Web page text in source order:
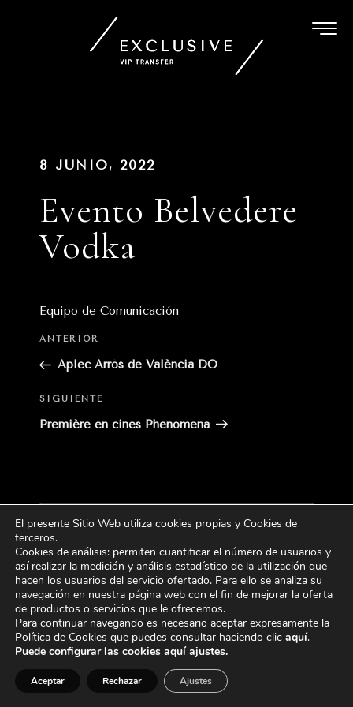
8 JUNIO, 2022
Evento Belvedere
Vodka
Equipo de Comunicación
Navegación
entradas
Entrada
anterior:
ANTERIOR
Aplec Arròs de València DO
Siguiente
entrada
SIGUIENTE
Première en cines Phenomena
por:
CATEGORÍAS
El presente Sitio Web utiliza cookies propias y Cookies de
terceros.
Cookies de análisis: permiten cuantificar el número de usuarios y
así realizar la medición y análisis estadístico de la utilización que
hacen los usuarios del servicio ofertado. Para ello se analiza su
navegación en nuestra página web con el fin de mejorar la oferta
de productos o servicios que le ofrecemos.
Para continuar navegando es necesario aceptar expresamente la
Política de Cookies que puedes consultar haciendo clic aquí.
Puede configurar las cookies aquíajustes.
Aceptar Rechazar Ajustes